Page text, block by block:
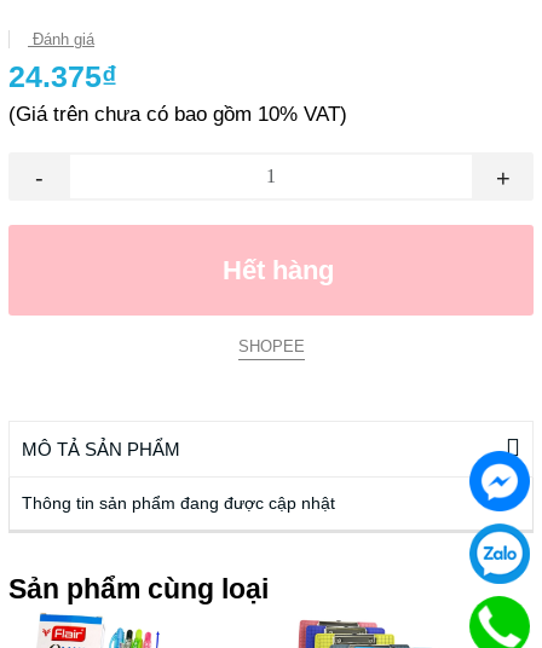
Đánh giá
24.375₫
(Giá trên chưa có bao gồm 10% VAT)
- +
Hết hàng
SHOPEE
MÔ TẢ SẢN PHẨM
Thông tin sản phẩm đang được cập nhật
Sản phẩm cùng loại